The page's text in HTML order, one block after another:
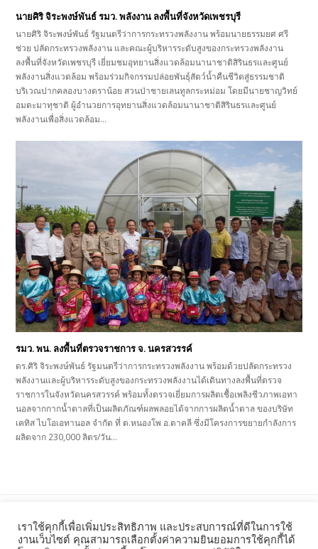
นายศิริ จิระพงษ์พันธ์ รมว. พลังงาน ลงพื้นที่จังหวัดเพชรบุรี
นายศิริ จิระพงษ์พันธ์ รัฐมนตรีว่าการกระทรวงพลังงาน พร้อมนายธรรมยศ ศรี
ช่วย ปลัดกระทรวงพลังงาน และคณะผู้บริหารระดับสูงของกระทรวงพลังงาน
ลงพื้นที่จังหวัดเพชรบุรี เยี่ยมชมอุทยานสิ่งแวดล้อมนานาชาติสิรินธรและศูนย์
พลังงานสิ่งแวดล้อม พร้อมร่วมกิจกรรมปล่อยพันธุ์สัตว์น้ำคืนชีวิตสู่ธรรมชาติ
บริเวณปากคลองบางตราน้อย สวนป่าชายเลนทูลกระหม่อม โดยมีนายชาญวิทย์
อมตะมาทุชาติ ผู้อำนวยการอุทยานสิ่งแวดล้อมนานาชาติสิรินธรและศูนย์
พลังงานเพื่อสิ่งแวดล้อม…
รมว. พน. ลงพื้นที่ตรวจราชการ จ. นครสวรรค์
ดร.ศิริ จิระพงษ์พันธ์ รัฐมนตรีว่าการกระทรวงพลังงาน พร้อมด้วยปลัดกระทรวง
พลังงานและผู้บริหารระดับสูงของกระทรวงพลังงานได้เดินทางลงพื้นที่ตรวจ
ราชการในจังหวัดนครสวรรค์ พร้อมทั้งตรวจเยี่ยมการผลิตเชื้อเพลิงชีวภาพเอทา
นอลจากกากน้ำตาลที่เป็นผลิตภัณฑ์ผลพลอยได้จากการผลิตน้ำตาล ของบริษัท
เคทิส ไบโอเอทานอล จำกัด ที่ ต.หนองโพ อ.ตาคลี ซึ่งมีโครงการขยายกำลังการ
ผลิตจาก 230,000 ลิตร/วัน…
post:
รมว. พน. ลงพื้นที่ตรวจราชการ
จ. นครสวรรค์
post:
พรีเซ็นเตอร์ “ฉลากประหยัด
เราใช้คุกกี้เพื่อเพิ่มประสิทธิภาพ และประสบการณ์ที่ดีในการใช้
งานเว็บไซต์ คุณสามารถเลือกตั้งค่าความยินยอมการใช้คุกกี้ได้